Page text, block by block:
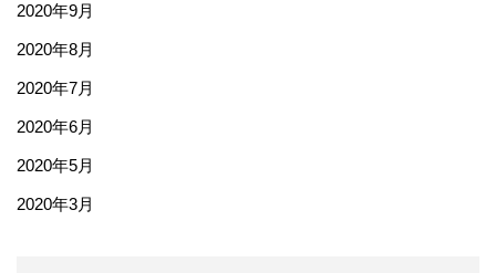
2020年9月
2020年8月
2020年7月
2020年6月
2020年5月
2020年3月